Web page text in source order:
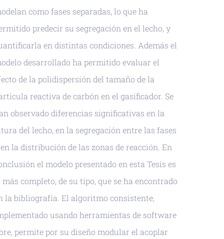
como fases separadas, lo que ha
predecir su segregación en el lecho, y
en distintas condiciones. Además el
desarrollado ha permitido evaluar el
de la polidispersión del tamaño de la
reactiva de carbón en el gasificador. Se
observado diferencias significativas en la
del lecho, en la segregación entre las fases
la distribución de las zonas de reacción. En
el modelo presentado en esta Tesis es
más completo, de su tipo, que se ha encontrado
la bibliografía. El algoritmo consistente,
usando herramientas de software
permite por su diseño modular el acoplar